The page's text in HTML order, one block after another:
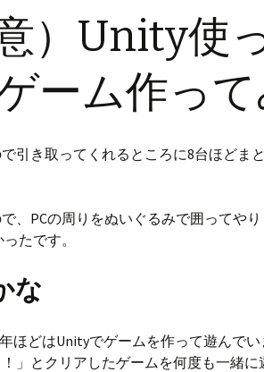
）Unity使
ーム作っ
引き取ってくれるところに8台ほどま
PCの周りをぬいぐるみで囲ってやり
たです。
な
ほどはUnityでゲームを作って遊んでい
」とクリアしたゲームを何度も一緒